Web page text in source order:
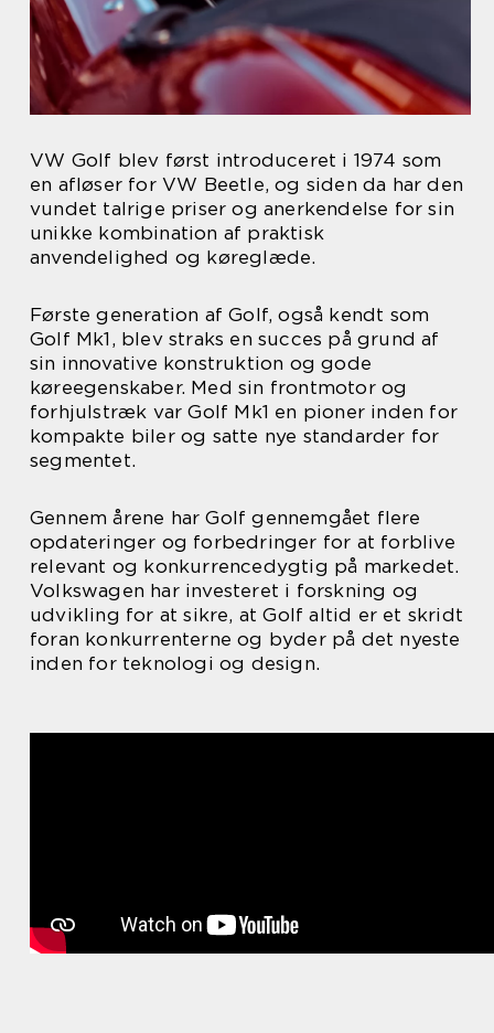
VW Golf blev først introduceret i 1974 som
en afløser for VW Beetle, og siden da har den
vundet talrige priser og anerkendelse for sin
unikke kombination af praktisk
anvendelighed og køreglæde.
Første generation af Golf, også kendt som
Golf Mk1, blev straks en succes på grund af
sin innovative konstruktion og gode
køreegenskaber. Med sin frontmotor og
forhjulstræk var Golf Mk1 en pioner inden for
kompakte biler og satte nye standarder for
segmentet.
Gennem årene har Golf gennemgået flere
opdateringer og forbedringer for at forblive
relevant og konkurrencedygtig på markedet.
Volkswagen har investeret i forskning og
udvikling for at sikre, at Golf altid er et skridt
foran konkurrenterne og byder på det nyeste
inden for teknologi og design.